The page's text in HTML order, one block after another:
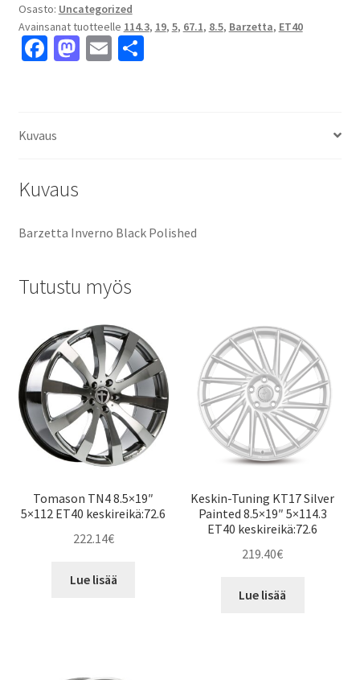
5x114.3
ET40
keskireikä:67.1
Osasto: Uncategorized
Avainsanat tuotteelle 114.3, 19, 5, 67.1, 8.5, Barzetta, ET40
Fa
o
o
M E S
Kuvaus
Kuvaus
Barzetta Inverno Black Polished
Tutustu myös
Tomason TN4 8.5×19″
5×112 ET40 keskireikä:72.6
222.14€
Lue lisää
Keskin-Tuning KT17 Silver
Painted 8.5×19″ 5×114.3
ET40 keskireikä:72.6
219.40€
Lue lisää